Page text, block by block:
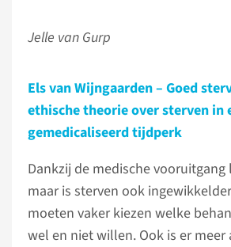
Jelle van Gurp
Els van Wijngaarden – Goed
ethische theorie over sterven in
gemedicaliseerd tijdperk
Dankzij de medische vooruitgang
maar is sterven ook
moeten vaker kiezen welke
wel en niet willen. Ook is er